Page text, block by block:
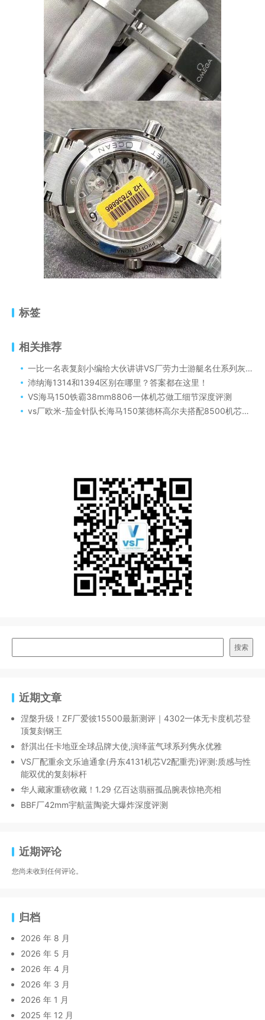
标签
相关推荐
一比一名表复刻小编给大伙讲讲VS厂劳力士游艇名仕系列灰盘复刻表能通过柜台检测这个问题？
沛纳海1314和1394区别在哪里？答案都在这里！
VS海马150铁霸38mm8806一体机芯做工细节深度评测
vs厂欧米-茄金针队长海马150莱德杯高尔夫搭配8500机芯细节处理怎么样？
搜索
近期文章
涅槃升级！ZF厂爱彼15500最新测评｜4302一体无卡度机芯登
顶复刻钢王
舒淇出任卡地亚全球品牌大使,演绎蓝气球系列隽永优雅
VS厂配重余文乐迪通拿(丹东4131机芯V2配重壳)评测:质感与性
能双优的复刻标杆
华人藏家重磅收藏！1.29 亿百达翡丽孤品腕表惊艳亮相
BBF厂42mm宇航蓝陶瓷大爆炸深度评测
近期评论
您尚未收到任何评论。
归档
2026 年 8 月
2026 年 5 月
2026 年 4 月
2026 年 3 月
2026 年 1 月
2025 年 12 月